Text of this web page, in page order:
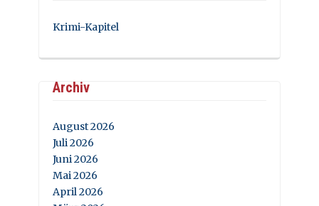
Krimi-Kapitel
Archiv
August 2026
Juli 2026
Juni 2026
Mai 2026
April 2026